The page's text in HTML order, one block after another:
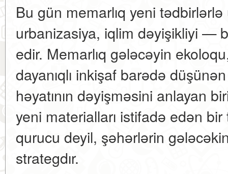
Bu gün memarlıq yeni
urbanizasiya, iqlim dəyişikliyi —
edir. Memarlıq gələcəyin
dayanıqlı inkişaf barədə
həyatının dəyişməsini anlayan
yeni materialları istifadə edən bir
qurucu deyil, şəhərlərin
strategdır.